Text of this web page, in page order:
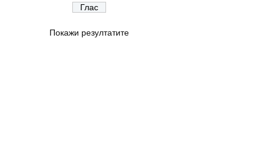
Покажи резултатите